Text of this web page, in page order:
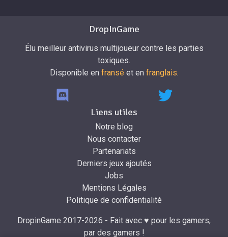
DropInGame
Élu meilleur antivirus multijoueur contre les parties
toxiques.
Disponible en fransé et en franglais.
Liens utiles
Notre blog
Nous contacter
Partenariats
Derniers jeux ajoutés
Jobs
Mentions Légales
Politique de confidentialité
DropinGame 2017-2026 - Fait avec ♥ pour les gamers,
par des gamers !